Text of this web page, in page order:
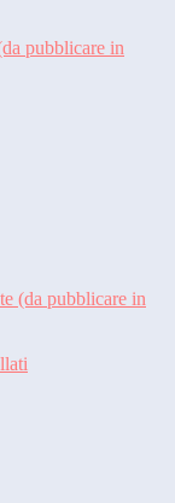
pubblicare in
(da pubblicare in